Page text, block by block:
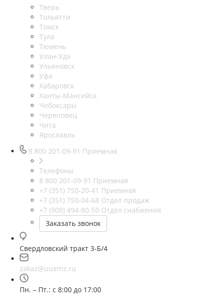
Тверь
Тольятти
Томск
Тула
Тюмень
Улан-Удэ
Ульяновск
Уфа
Хабаровск
Ханты-Мансийск
Чебоксары
Череповец
Чита
Ярославль
8 800 201-09-91 Приемная
Телефоны
8 800 201-09-91 Приемная
+7 (351) 750-20-41 Приемная
+7 (351) 750-04-68 Отдел продаж
+7 (908) 494-80-50 Отдел снабжения
Заказать звонок
Свердловский тракт 3-Б/4
zakaz@uuemz.ru
Пн. – Пт.: с 8:00 до 17:00